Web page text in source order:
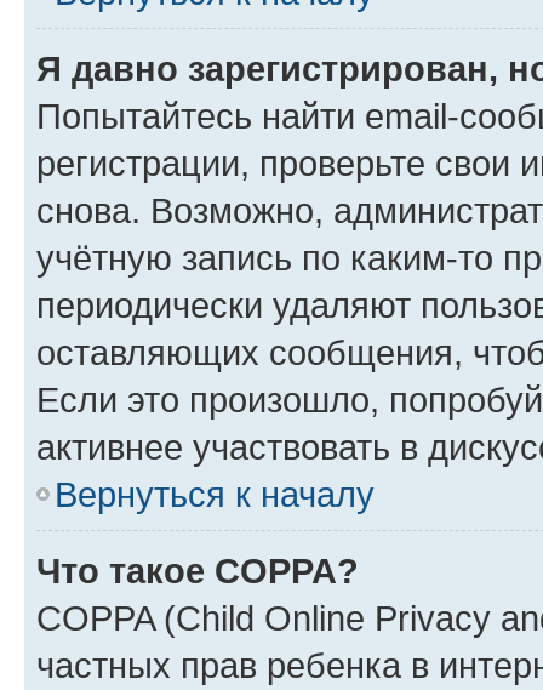
Я давно зарегистрирован,
Попытайтесь найти email-
регистрации, проверьте свои
снова. Возможно,
учётную запись по каким-то
периодически удаляют
оставляющих сообщения,
Если это произошло,
активнее участвовать в
Вернуться к началу
Что такое COPPA?
COPPA (Child Online Privacy
частных прав ребенка в